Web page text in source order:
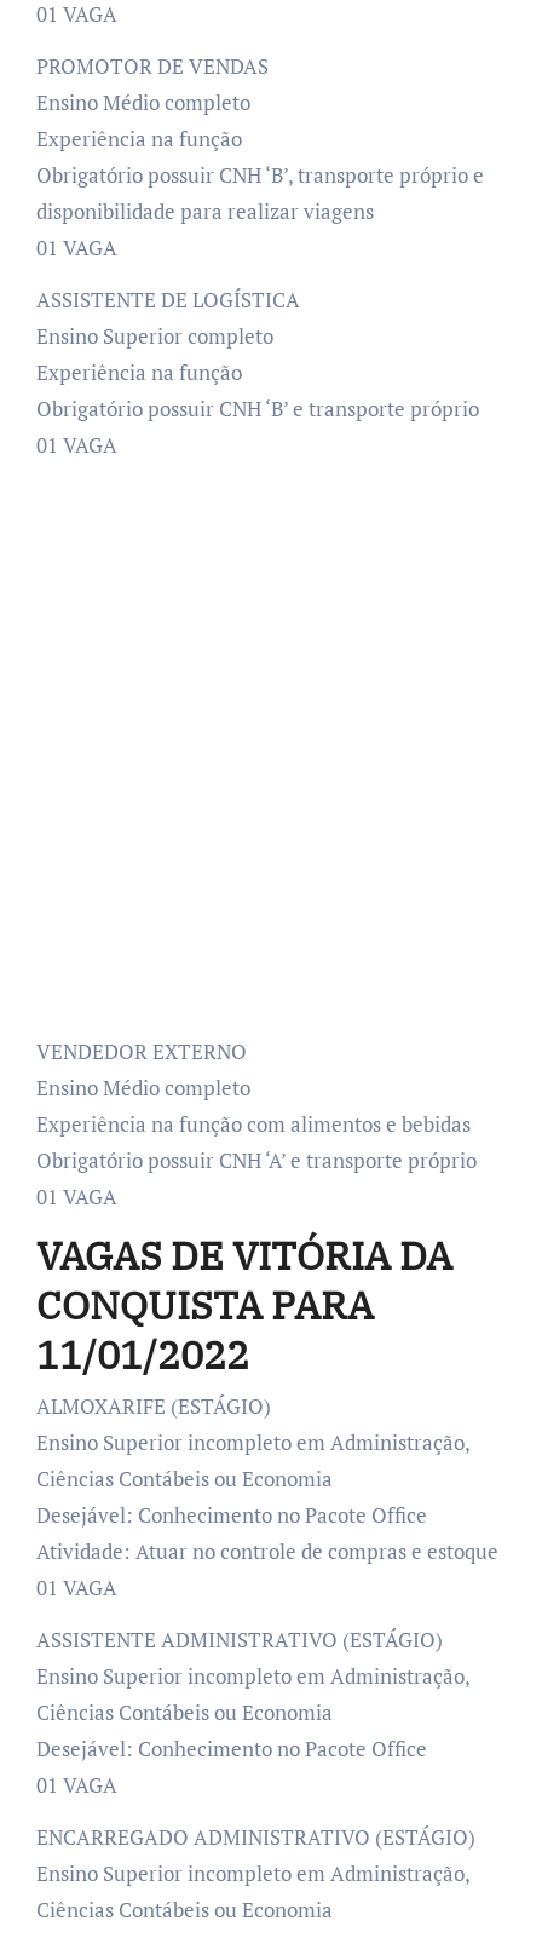
01 VAGA
PROMOTOR DE VENDAS
Ensino Médio completo
Experiência na função
Obrigatório possuir CNH ‘B’, transporte próprio e
disponibilidade para realizar viagens
01 VAGA
ASSISTENTE DE LOGÍSTICA
Ensino Superior completo
Experiência na função
Obrigatório possuir CNH ‘B’ e transporte próprio
01 VAGA
VENDEDOR EXTERNO
Ensino Médio completo
Experiência na função com alimentos e bebidas
Obrigatório possuir CNH ‘A’ e transporte próprio
01 VAGA
VAGAS DE VITÓRIA DA
CONQUISTA PARA
11/01/2022
ALMOXARIFE (ESTÁGIO)
Ensino Superior incompleto em Administração,
Ciências Contábeis ou Economia
Desejável: Conhecimento no Pacote Office
Atividade: Atuar no controle de compras e estoque
01 VAGA
ASSISTENTE ADMINISTRATIVO (ESTÁGIO)
Ensino Superior incompleto em Administração,
Ciências Contábeis ou Economia
Desejável: Conhecimento no Pacote Office
01 VAGA
ENCARREGADO ADMINISTRATIVO (ESTÁGIO)
Ensino Superior incompleto em Administração,
Ciências Contábeis ou Economia